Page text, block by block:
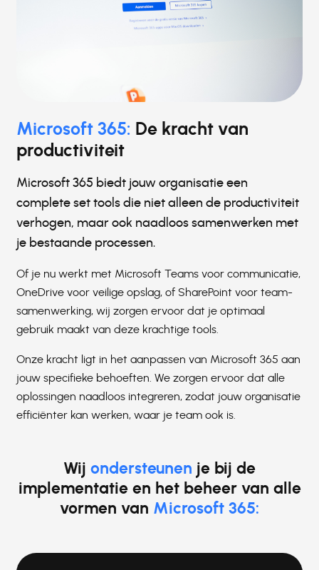
Microsoft 365: De kracht van
productiviteit
Microsoft 365 biedt jouw organisatie een
complete set tools die niet alleen de productiviteit
verhogen, maar ook naadloos samenwerken met
je bestaande processen.
Of je nu werkt met Microsoft Teams voor communicatie,
OneDrive voor veilige opslag, of SharePoint voor team-
samenwerking, wij zorgen ervoor dat je optimaal
gebruik maakt van deze krachtige tools.
Onze kracht ligt in het aanpassen van Microsoft 365 aan
jouw specifieke behoeften. We zorgen ervoor dat alle
oplossingen naadloos integreren, zodat jouw organisatie
efficiënter kan werken, waar je team ook is.
Wij ondersteunen je bij de
implementatie en het beheer van alle
vormen van Microsoft 365: